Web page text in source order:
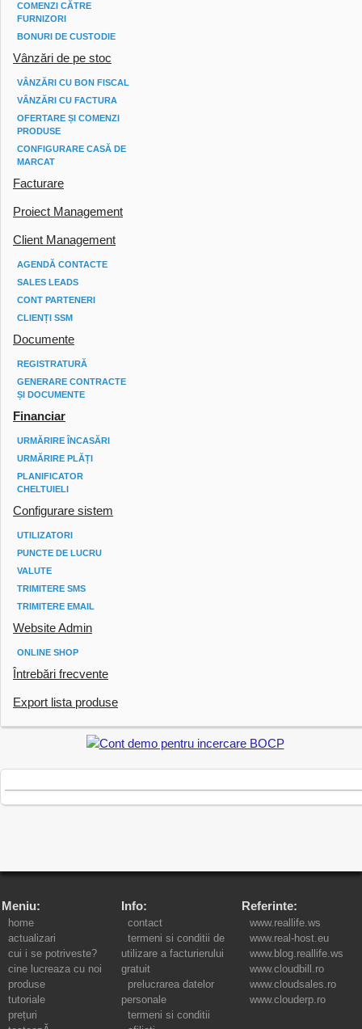
COMENZI CĂTRE
FURNIZORI
BONURI DE CUSTODIE
Vânzări de pe stoc
VÂNZĂRI CU BON FISCAL
VÂNZĂRI CU FACTURA
OFERTARE ȘI COMENZI
PRODUSE
CONFIGURARE CASĂ DE
MARCAT
Facturare
Proiect Management
Client Management
AGENDĂ CONTACTE
SALES LEADS
CONT PARTENERI
CLIENȚI SSM
Documente
REGISTRATURĂ
GENERARE CONTRACTE
ȘI DOCUMENTE
Financiar
URMĂRIRE ÎNCASĂRI
URMĂRIRE PLĂȚI
PLANIFICATOR
CHELTUIELI
Configurare sistem
UTILIZATORI
PUNCTE DE LUCRU
VALUTE
TRIMITERE SMS
TRIMITERE EMAIL
Website Admin
ONLINE SHOP
Întrebări frecvente
Export lista produse
Meniu:
home
actualizari
cui i se potriveste?
cine lucreaza cu noi
produse
tutoriale
prețuri
Info:
contact
termeni si conditii de
utilizare a facturierului
gratuit
prelucrarea datelor
personale
termeni si conditii
Referinte:
www.reallife.ws
www.real-host.eu
www.blog.reallife.ws
www.cloudbill.ro
www.cloudsales.ro
www.clouderp.ro